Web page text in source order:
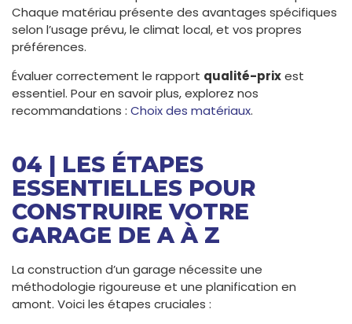
Chaque matériau présente des avantages spécifiques
selon l’usage prévu, le climat local, et vos propres
préférences.
Évaluer correctement le rapport qualité-prixest
essentiel. Pour en savoir plus, explorez nos
recommandations : Choix des matériaux.
04 | LES ÉTAPES
ESSENTIELLES POUR
CONSTRUIRE VOTRE
GARAGE DE A À Z
La construction d’un garage nécessite une
méthodologie rigoureuse et une planification en
amont. Voici les étapes cruciales :